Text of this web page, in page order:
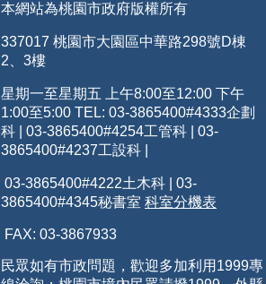
本網站為桃園市政府版權所有
337017 桃園市大園區中華路298號D棟
2、3樓
星期一至星期五 上午8:00至12:00 下午
1:00至5:00 TEL: 03-3865400#4333企劃
科 | 03-3865400#4254工管科 | 03-
3865400#4237工設科 |
03-3865400#4222土木科 | 03-
3865400#4345秘書室 科室分機表
FAX: 03-3867933
民眾如有市政問題，歡迎多加利用1999專